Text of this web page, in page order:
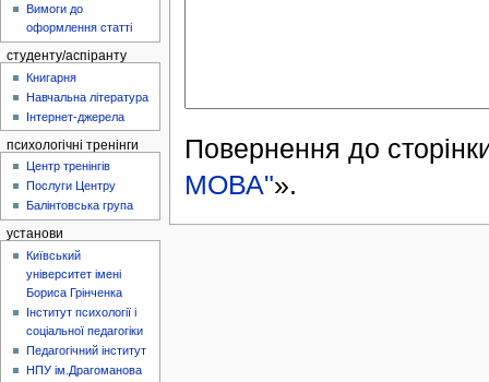
Повернення до
МОВА"».
Вимоги до
оформлення статті
студенту/аспіранту
Книгарня
Навчальна література
Інтернет-джерела
психологічні тренінги
Центр тренінгів
Послуги Центру
Балінтовська група
установи
Київський
університет імені
Бориса Грінченка
Інститут психології і
соціальної педагогіки
Педагогічний інститут
НПУ ім.Драгоманова